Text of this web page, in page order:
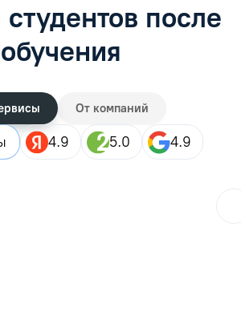
после
обучения
От компаний
4.9 5.0 4.9